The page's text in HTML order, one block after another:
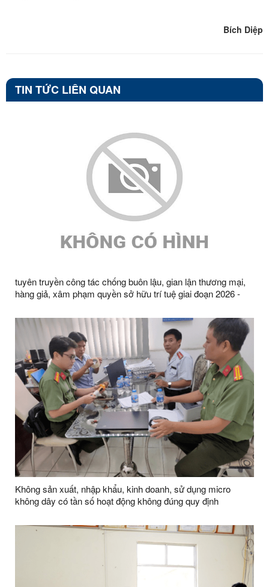
Bích Diệp
TIN TỨC LIÊN QUAN
tuyên truyền công tác chống buôn lậu, gian lận thương mại,
hàng giả, xâm phạm quyền sở hữu trí tuệ giai đoạn 2026 -
Không sản xuất, nhập khẩu, kinh doanh, sử dụng micro
không dây có tần số hoạt động không đúng quy định